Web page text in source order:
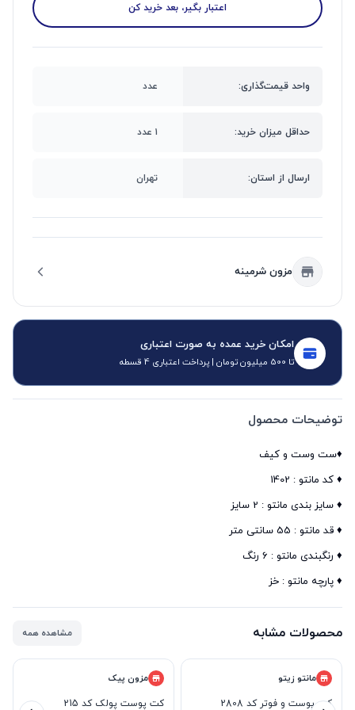
اعتبار بگیر، بعد خرید کن
واحد قیمت‌گذاری: عدد
حداقل میزان خرید: ۱ عدد
ارسال از استان: تهران
مزون شرمینه
امکان خرید عمده به صورت اعتباری
تا 500 میلیون تومان | پرداخت اعتباری 4 قسطه
توضیحات محصول
♦️ پارچه مانتو : خز
محصولات مشابه مشاهده همه
مزون پیک
کت پوست پولک کد 215
مانتو زیتو
کت پوست و فوتر کد 2808